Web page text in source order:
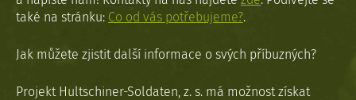
také na stránku: Co od vás potřebujeme?.
Jak můžete zjistit další informace o svých příbuzných?
Projekt Hultschiner-Soldaten, z. s. má možnost získat